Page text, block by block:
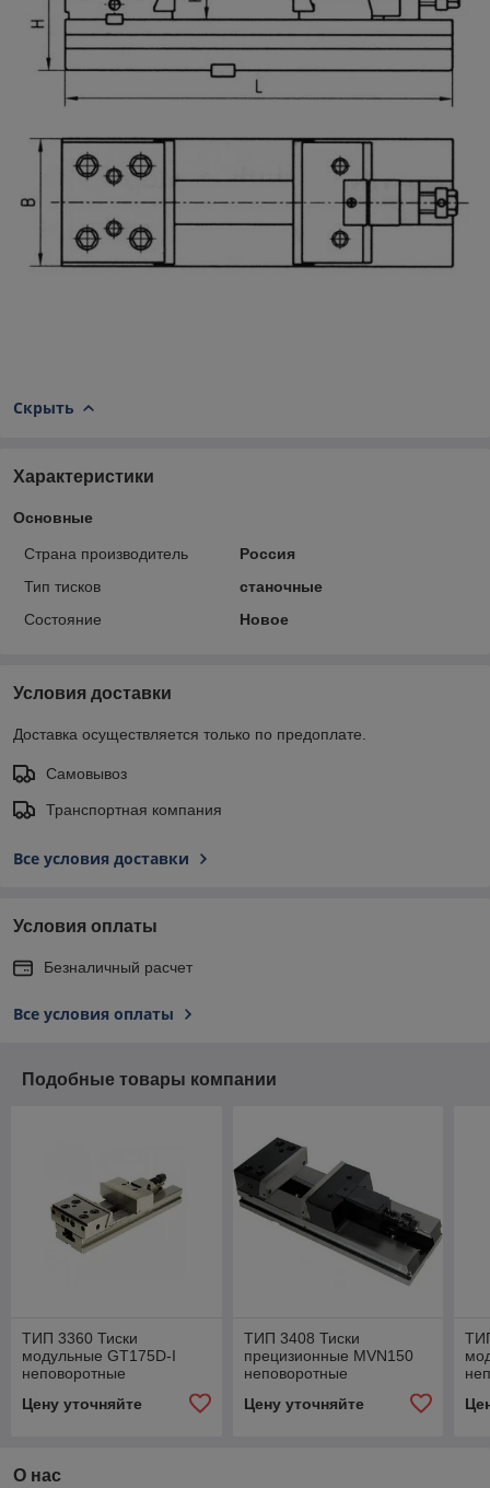
Скрыть
Характеристики
Основные
Страна производитель
Россия
Тип тисков
станочные
Состояние
Новое
Условия доставки
Доставка осуществляется только по предоплате.
Самовывоз
Транспортная компания
Все условия доставки
Условия оплаты
Безналичный расчет
Все условия оплаты
Подобные товары компании
ТИП 3360 Тиски
модульные GT175D-I
неповоротные
Цену уточняйте
ТИП 3408 Тиски
прецизионные MVN150
неповоротные
Цену уточняйте
О нас